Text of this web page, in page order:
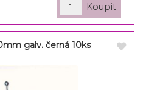
galv. černá 10ks